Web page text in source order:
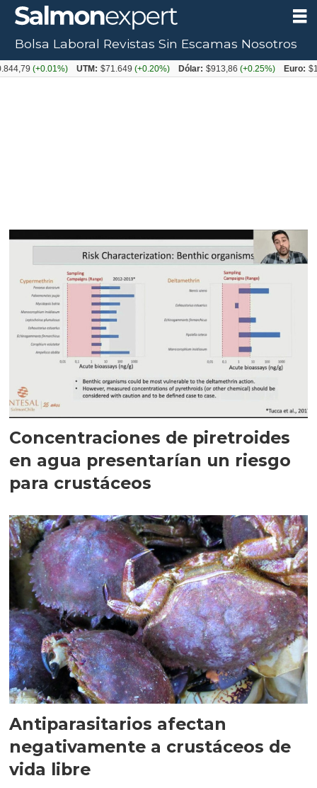
Tag:
Concentraciones de piretroides
en agua presentarían un riesgo
para crustáceos
Antiparasitarios afectan
negativamente a crustáceos de
vida libre
Bolsa Laboral Revistas Sin Escamas Nosotros
(+0.01%) UTM: $71.649(+0.20%) Dólar: $913,86(+0.25%) Euro: